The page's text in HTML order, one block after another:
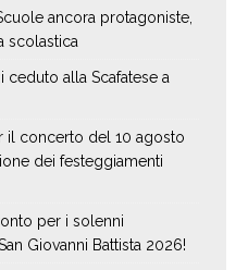
ancora protagoniste,
scolastica
ceduto alla Scafatese a
il concerto del 10 agosto
dei festeggiamenti
per i solenni
Giovanni Battista 2026!